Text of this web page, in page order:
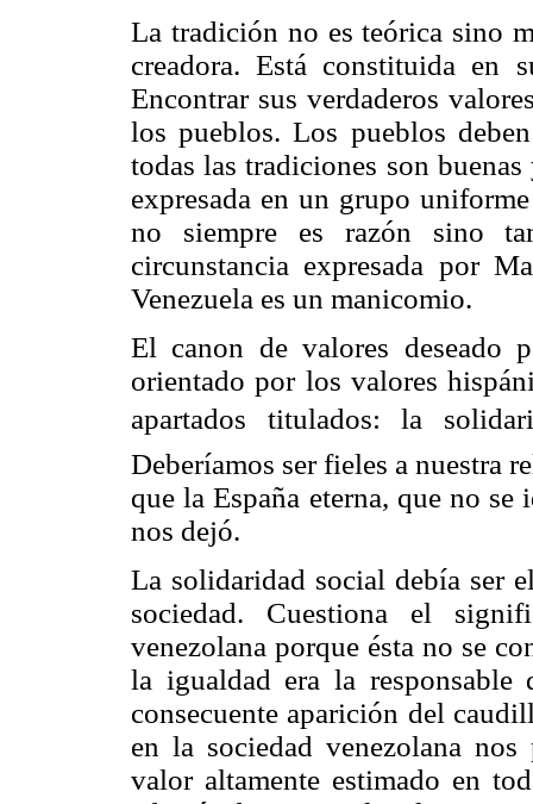
La tradición no es teórica sino
creadora. Está constituida en
Encontrar sus verdaderos
los pueblos. Los pueblos
todas las tradiciones son
expresada en un grupo
no siempre es razón sino
circunstancia expresada por
Venezuela es un manicomio.
El canon de valores deseado
orientado por los valores
apartados titulados: la
Deberíamos ser fieles a nuestra
que la España eterna, que no
nos dejó.
La solidaridad social debía ser
sociedad. Cuestiona el
venezolana porque ésta no se
la igualdad era la
consecuente aparición del
en la sociedad venezolana
valor altamente estimado en